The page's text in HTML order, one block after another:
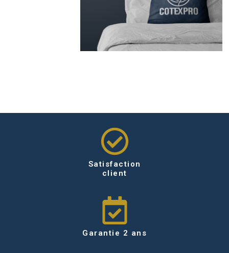
Satisfaction
client
Garantie 2 ans